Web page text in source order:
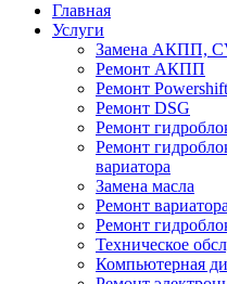
Главная
Услуги
Замена АКПП,
Ремонт АКПП
Ремонт Powershift
Ремонт DSG
Ремонт
Ремонт
вариатора
Замена масла
Ремонт вариатора
Ремонт
Техническое
Компьютерная